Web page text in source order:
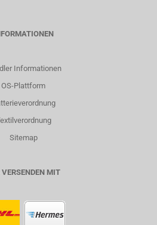
Informationen
OS-Plattform
Sitemap
VERSENDEN MIT